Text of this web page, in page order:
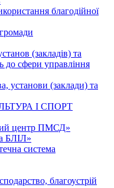
благодійної
(закладів) та
до сфери управління
установи (заклади) та
І СПОРТ
центр ПМСД»
БЛІЛ»
система
благоустрій